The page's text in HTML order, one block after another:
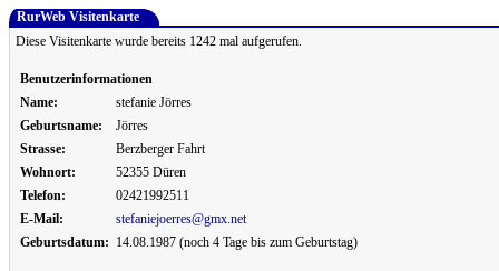
RurWeb Visitenkarte
Diese Visitenkarte wurde bereits 1242 mal aufgerufen.
Benutzerinformationen
Name:
stefanie Jörres
Geburtsname:
Jörres
Strasse:
Berzberger Fahrt
Wohnort:
52355 Düren
Telefon:
02421992511
E-Mail:
stefaniejoerres@gmx.net
Geburtsdatum: 14.08.1987 (noch 4 Tage bis zum Geburtstag)